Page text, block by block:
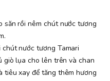
săn rồi nêm chút nước tương
nước tương Tamari
giò lụa cho lên trên và chan
tiêu xay để tăng thêm hương